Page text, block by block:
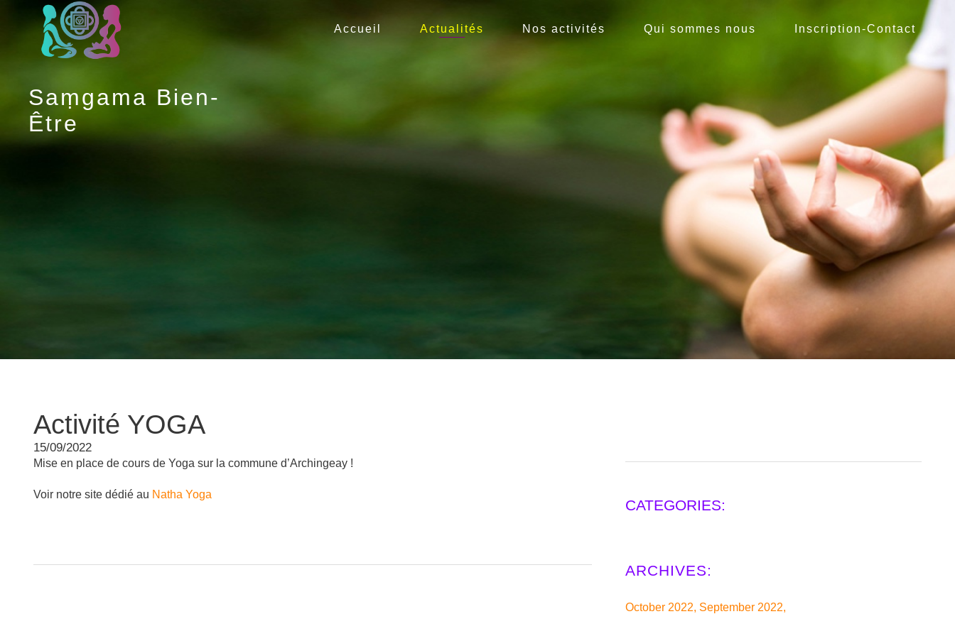
Saṃgama Bien-
Être
Accueil Actualités Nos activités Qui sommes nous Inscription-Contact
Activité YOGA
15/09/2022
Mise en place de cours de Yoga sur la commune d’Archingeay !
Voir notre site dédié au Natha Yoga
October 2022 September 2022